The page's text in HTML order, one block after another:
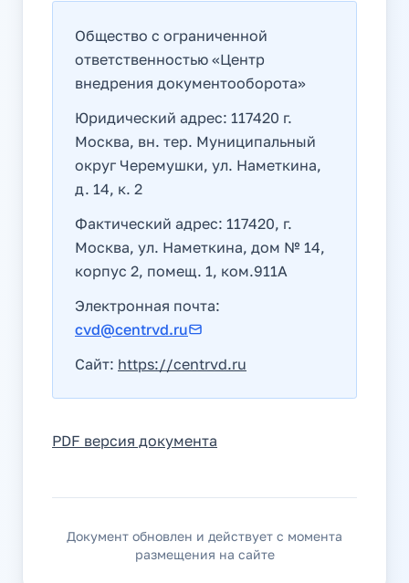
Общество с ограниченной
ответственностью «Центр
внедрения документооборота»
Юридический адрес: 117420 г.
Москва, вн. тер. Муниципальный
округ Черемушки, ул. Наметкина,
д. 14, к. 2
Фактический адрес: 117420, г.
Москва, ул. Наметкина, дом № 14,
корпус 2, помещ. 1, ком.911А
Электронная почта:
cvd@centrvd.ru
Сайт: https://centrvd.ru
PDF версия документа
Документ обновлен и действует с момента
размещения на сайте